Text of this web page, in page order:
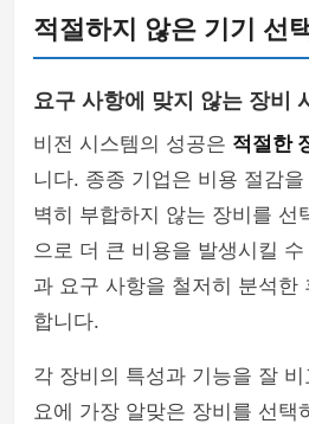
적절하지 않은 기기 선
요구 사항에 맞지 않는 장비
비전 시스템의 성공은 적절한
니다. 종종 기업은 비용 절감
벽히 부합하지 않는 장비를 선
으로 더 큰 비용을 발생시킬
과 요구 사항을 철저히 분석한
합니다.
각 장비의 특성과 기능을 잘
요에 가장 알맞은 장비를 선택